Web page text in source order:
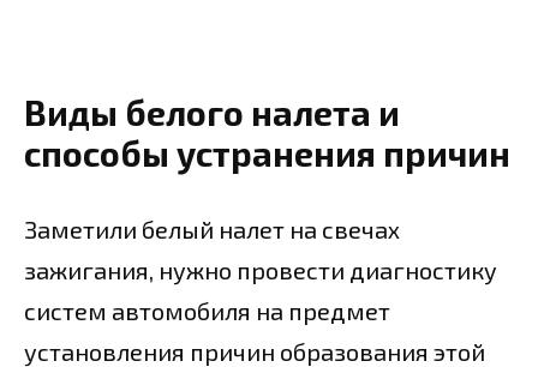
Виды белого налета и
способы устранения причин
Заметили белый налет на свечах
зажигания, нужно провести диагностику
систем автомобиля на предмет
установления причин образования этой